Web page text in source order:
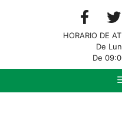
HORARIO DE
De
De